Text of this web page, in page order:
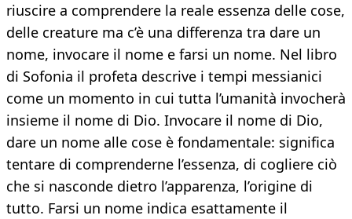
riuscire a comprendere la reale essenza delle cose,
delle creature ma c’è una differenza tra dare un
nome, invocare il nome e farsi un nome. Nel libro
di Sofonia il profeta descrive i tempi messianici
come un momento in cui tutta l’umanità invocherà
insieme il nome di Dio. Invocare il nome di Dio,
dare un nome alle cose è fondamentale: significa
tentare di comprenderne l’essenza, di cogliere ciò
che si nasconde dietro l’apparenza, l’origine di
tutto. Farsi un nome indica esattamente il